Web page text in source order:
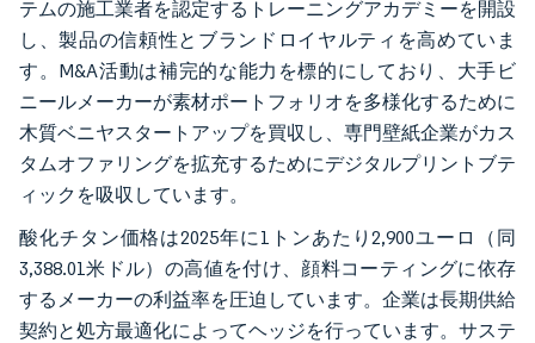
テムの施工業者を認定するトレーニングアカデミーを開設
し、製品の信頼性とブランドロイヤルティを高めていま
す。M&A活動は補完的な能力を標的にしており、大手ビ
ニールメーカーが素材ポートフォリオを多様化するために
木質ベニヤスタートアップを買収し、専門壁紙企業がカス
タムオファリングを拡充するためにデジタルプリントブテ
ィックを吸収しています。
酸化チタン価格は2025年に1トンあたり2,900ユーロ（同
3,388.01米ドル）の高値を付け、顔料コーティングに依存
するメーカーの利益率を圧迫しています。企業は長期供給
契約と処方最適化によってヘッジを行っています。サステ